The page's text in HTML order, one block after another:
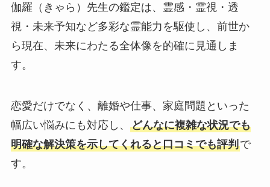
伽羅（きゃら）先生の鑑定は、霊感・霊視・透
視・未来予知など多彩な霊能力を駆使し、前世か
ら現在、未来にわたる全体像を的確に見通しま
す。
恋愛だけでなく、離婚や仕事、家庭問題といった
幅広い悩みにも対応し、 どんなに複雑な状況でも
明確な解決策を示してくれると口コミでも評判で
す。